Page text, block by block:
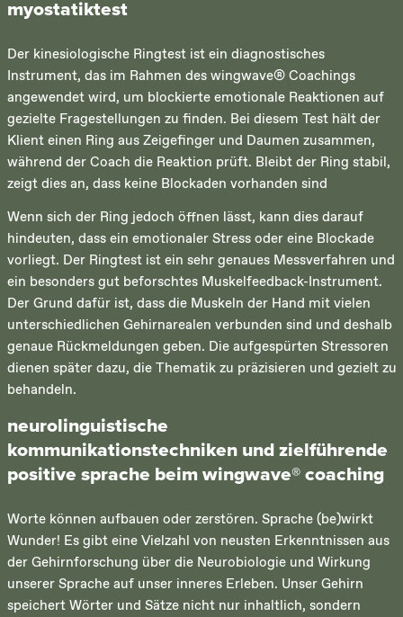
myostatiktest
Der kinesiologische Ringtest ist ein diagnostisches
Instrument, das im Rahmen des wingwave® Coachings
angewendet wird, um blockierte emotionale Reaktionen auf
gezielte Fragestellungen zu finden. Bei diesem Test hält der
Klient einen Ring aus Zeigefinger und Daumen zusammen,
während der Coach die Reaktion prüft. Bleibt der Ring stabil,
zeigt dies an, dass keine Blockaden vorhanden sind
Wenn sich der Ring jedoch öffnen lässt, kann dies darauf
hindeuten, dass ein emotionaler Stress oder eine Blockade
vorliegt. Der Ringtest ist ein sehr genaues Messverfahren und
ein besonders gut beforschtes Muskelfeedback-Instrument.
Der Grund dafür ist, dass die Muskeln der Hand mit vielen
unterschiedlichen Gehirnarealen verbunden sind und deshalb
genaue Rückmeldungen geben. Die aufgespürten Stressoren
dienen später dazu, die Thematik zu präzisieren und gezielt zu
behandeln.
neurolinguistische
kommunikationstechniken und zielführende
positive sprache beim wingwave® coaching
Worte können aufbauen oder zerstören. Sprache (be)wirkt
Wunder! Es gibt eine Vielzahl von neusten Erkenntnissen aus
der Gehirnforschung über die Neurobiologie und Wirkung
unserer Sprache auf unser inneres Erleben. Unser Gehirn
speichert Wörter und Sätze nicht nur inhaltlich, sondern